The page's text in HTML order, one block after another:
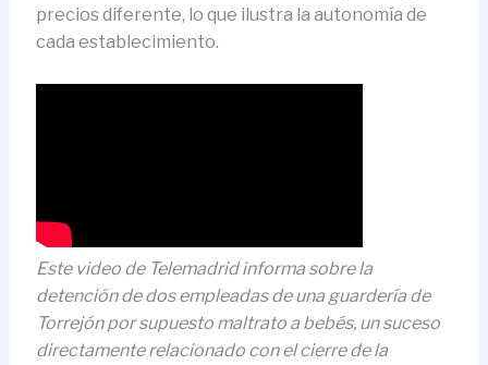
precios diferente, lo que ilustra la autonomía de
cada establecimiento.
Este video de Telemadrid informa sobre la
detención de dos empleadas de una guardería de
Torrejón por supuesto maltrato a bebés, un suceso
directamente relacionado con el cierre de la